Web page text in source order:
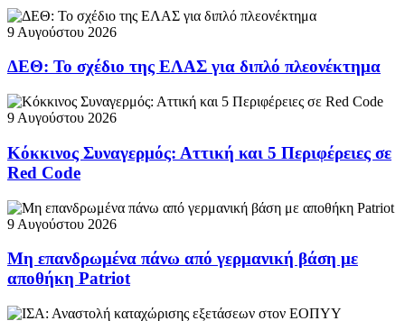
9 Αυγούστου 2026
ΔΕΘ: Το σχέδιο της ΕΛΑΣ για διπλό πλεονέκτημα
9 Αυγούστου 2026
Κόκκινος Συναγερμός: Αττική και 5 Περιφέρειες σε
Red Code
9 Αυγούστου 2026
Μη επανδρωμένα πάνω από γερμανική βάση με
αποθήκη Patriot